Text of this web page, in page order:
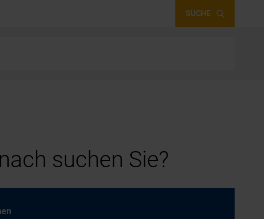
SUCHE
suchen Sie?